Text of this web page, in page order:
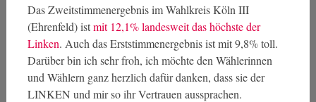
Das Zweitstimmenergebnis im Wahlkreis Köln III
(Ehrenfeld) istmit 12,1% landesweit das höchste der
Linken. Auch das Erststimmenergebnis ist mit 9,8% toll.
Darüber bin ich sehr froh, ich möchte den Wählerinnen
und Wählern ganz herzlich dafür danken, dass sie der
LINKEN und mir so ihr Vertrauen aussprachen.